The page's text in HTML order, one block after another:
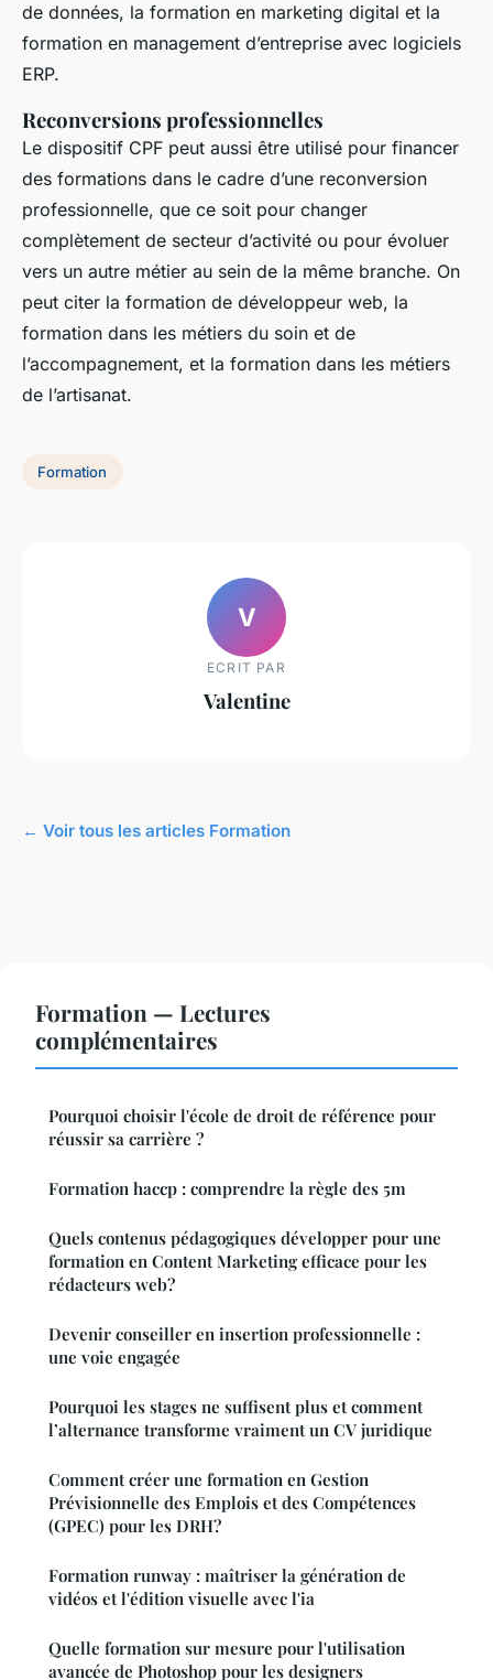
de données, la formation en marketing digital et la
formation en management d’entreprise avec logiciels
ERP.
Reconversions professionnelles
Le dispositif CPF peut aussi être utilisé pour financer
des formations dans le cadre d’une reconversion
professionnelle, que ce soit pour changer
complètement de secteur d’activité ou pour évoluer
vers un autre métier au sein de la même branche. On
peut citer la formation de développeur web, la
formation dans les métiers du soin et de
l’accompagnement, et la formation dans les métiers
de l’artisanat.
Formation
V
ECRIT PAR
Valentine
← Voir tous les articles Formation
Formation — Lectures
complémentaires
Pourquoi choisir l'école de droit de référence pour
réussir sa carrière ?
Formation haccp : comprendre la règle des 5m
Quels contenus pédagogiques développer pour une
formation en Content Marketing efficace pour les
rédacteurs web?
Devenir conseiller en insertion professionnelle :
une voie engagée
Pourquoi les stages ne suffisent plus et comment
l’alternance transforme vraiment un CV juridique
Comment créer une formation en Gestion
Prévisionnelle des Emplois et des Compétences
(GPEC) pour les DRH?
Formation runway : maîtriser la génération de
vidéos et l'édition visuelle avec l'ia
Quelle formation sur mesure pour l'utilisation
avancée de Photoshop pour les designers